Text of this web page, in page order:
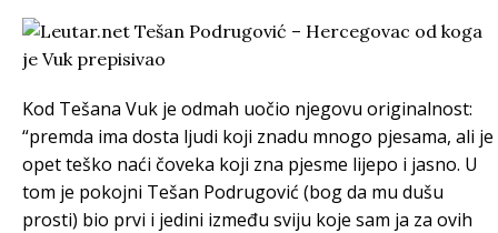
Kod Tešana Vuk je odmah uočio njegovu originalnost:
“premda ima dosta ljudi koji znadu mnogo pjesama, ali je
opet teško naći čoveka koji zna pjesme lijepo i jasno. U
tom je pokojni Tešan Podrugović (bog da mu dušu
prosti) bio prvi i jedini između sviju koje sam ja za ovih